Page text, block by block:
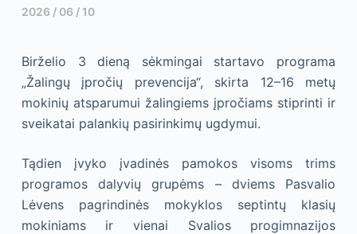
2026 / 06 / 10
Birželio 3 dieną sėkmingai startavo programa
„Žalingų įpročių prevencija“, skirta 12–16 metų
mokinių atsparumui žalingiems įpročiams stiprinti ir
sveikatai palankių pasirinkimų ugdymui.
Tądien įvyko įvadinės pamokos visoms trims
programos dalyvių grupėms – dviems Pasvalio
Lėvens pagrindinės mokyklos septintų klasių
mokiniams ir vienai Svalios progimnazijos